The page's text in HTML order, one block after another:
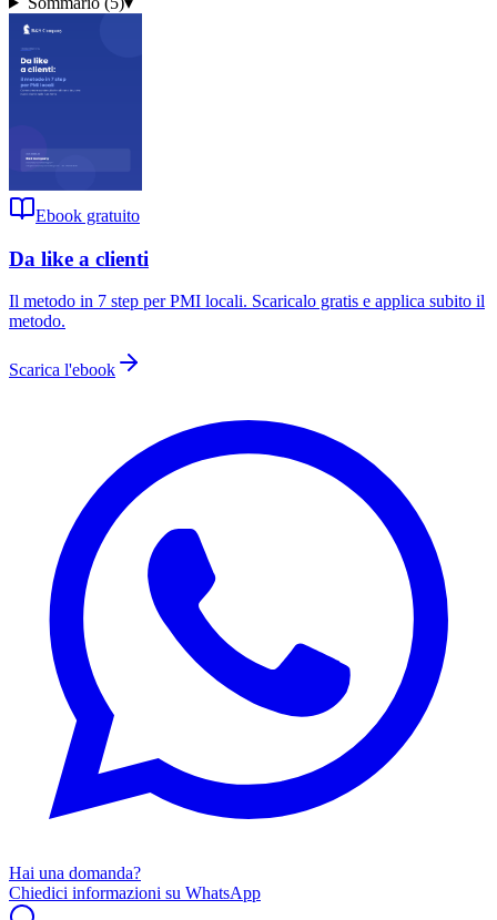
Ebook gratuito
Da like a clienti
Il metodo in 7 step per PMI locali. Scaricalo gratis e applica subito il
metodo.
Scarica l'ebook
Hai una domanda?
Chiedici informazioni su WhatsApp